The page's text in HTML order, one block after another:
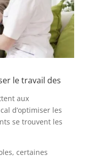
le travail des
aux
d’optimiser les
se trouvent les
certaines